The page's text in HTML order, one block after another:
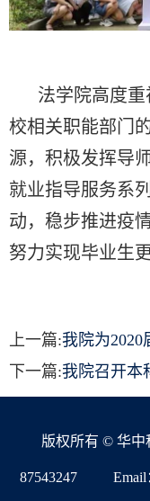
法学院高度
校相关职能部门
源，积极发挥导
就业指导服务系
动，稳步推进疫
努力实现毕业生
上一篇:我院为
下一篇:我院召开本
版权所有 © 华中
87543247 Email